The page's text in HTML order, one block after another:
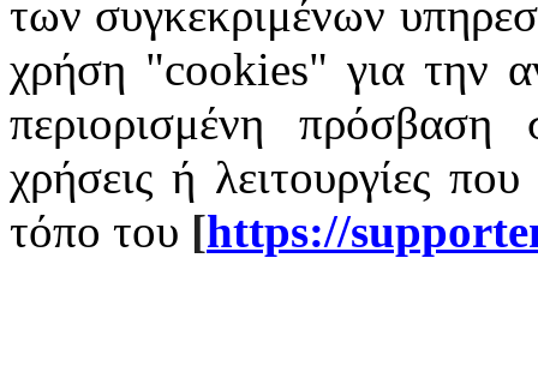
των συγκεκριμένων
χρήση "cookies" για την
περιορισμένη πρόσβαση
χρήσεις ή λειτουργίες
τόπο του [https://